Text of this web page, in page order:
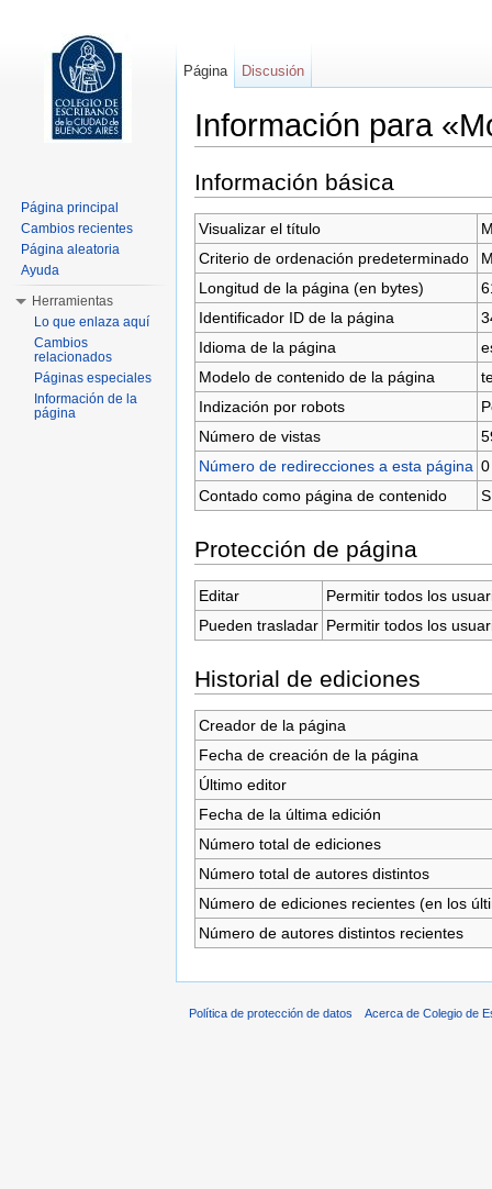
Información para
Información básica
Visualizar el título
Criterio de ordenación predeterminado
Longitud de la página (en bytes)
Identificador ID de la página
Idioma de la página
Modelo de contenido de la página
Indización por robots
Número de vistas
Número de redirecciones a esta página 0
Contado como página de contenido
Protección de página
Editar
Permitir todos los
Pueden trasladar Permitir todos los
Historial de ediciones
Creador de la página
Fecha de creación de la página
Último editor
Fecha de la última edición
Número total de ediciones
Número total de autores distintos
Número de ediciones recientes (en los
Número de autores distintos recientes
Página Discusión
Página principal
Cambios recientes
Página aleatoria
Ayuda
Herramientas
Lo que enlaza aquí
Cambios
relacionados
Páginas especiales
Información de la
página
Política de protección de datos Acerca de Colegio de